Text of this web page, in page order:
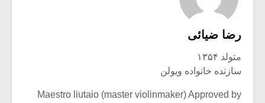
رضا ضیائی
متولد ۱۳۵۴
سازنده خانواده ویولن
Maestro liutaio (master violinmaker) Approved by